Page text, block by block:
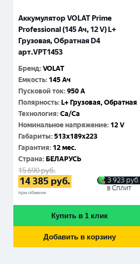
Аккумулятор VOLAT Prime
Professional (145 Ач, 12 V) L+
Грузовая, Обратная D4
арт.VPT1453
Бренд:VOLAT
Емкость: 145 Ач
Пусковой ток:950 A
Полярность: L+ Грузовая, Обратная
Технология:Ca/Ca
Номинальное напряжение: 12 V
Габариты:513x189x223
Гарантия: 12 мес.
Cтрана: БЕЛАРУСЬ
15 690руб.
14 385 руб.
при обмене
3 923 руб.
в Сплит
Купить в 1 клик
Добавить в корзину